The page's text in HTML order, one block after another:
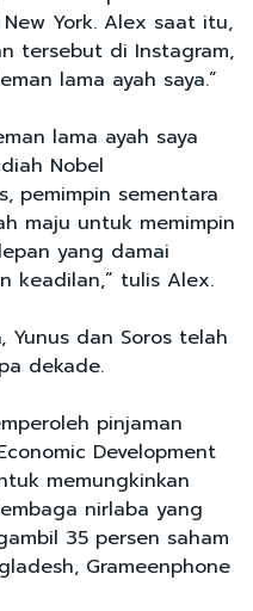
York. Alex saat itu,
tersebut di Instagram,
lama ayah saya.”
lama ayah saya
Nobel
pemimpin sementara
maju untuk memimpin
yang damai
keadilan,” tulis Alex.
Yunus dan Soros telah
dekade.
pinjaman
Development
memungkinkan
nirlaba yang
35 persen saham
Grameenphone